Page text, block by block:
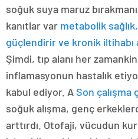
soğuk suya maruz
kanıtlar var metabolik
güçlendirir ve kronik iltihabı
Şimdi, tıp alanı her
inflamasyonun hastalık
kabul ediyor. ASon çalışma
soğuk alışma, genç
arttırdı. Otofaji, vücudun